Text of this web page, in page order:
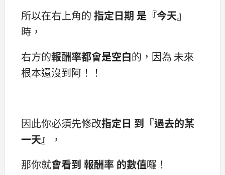
所以在右上角的 指定日期 是『今天』
時，
右方的報酬率都會是空白的，因為 未來
根本還沒到阿！！
因此你必須先修改指定日 到『過去的某
一天』
，
那你就會看到 報酬率 的數值囉！